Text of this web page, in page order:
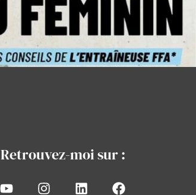
Retrouvez-moi sur :
Y I L F